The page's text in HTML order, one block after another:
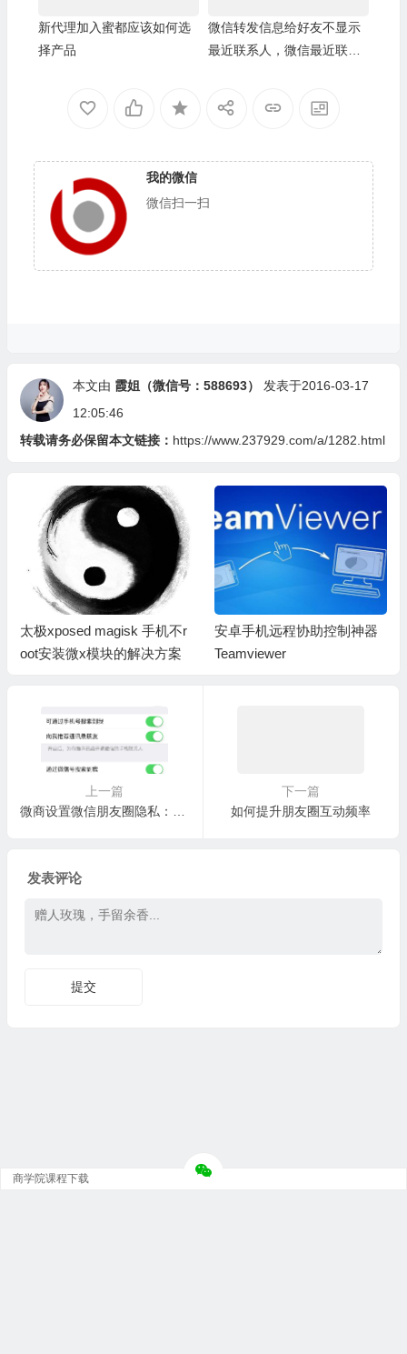
新代理加入蜜都应该如何选
择产品
微信转发信息给好友不显示
最近联系人，微信最近联系
我的微信
微信扫一扫
本文由 霞姐（微信号：588693）
发表于2016-03-17
12:05:46
转载请务必保留本文链接： https://www.237929.com/a/1282.html
太极xposed magisk 手机不r
oot安装微x模块的解决方案
安卓手机远程协助控制神器
Teamviewer
上一篇
微商设置微信朋友圈隐私：允许陌生人查看十张照片，允许qq号码找到我等
下一篇
如何提升朋友圈互动频率
发表评论
商学院课程下载